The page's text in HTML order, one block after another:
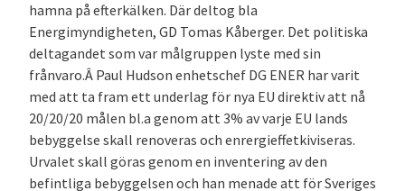
hamna på efterkälken. Där deltog bla
Energimyndigheten, GD Tomas Kåberger. Det politiska
deltagandet som var målgruppen lyste med sin
frånvaro.Â Paul Hudson enhetschef DG ENER har varit
med att ta fram ett underlag för nya EU direktiv att nå
20/20/20 målen bl.a genom att 3% av varje EU lands
bebyggelse skall renoveras och enrergieffetkiviseras.
Urvalet skall göras genom en inventering av den
befintliga bebyggelsen och han menade att för Sveriges